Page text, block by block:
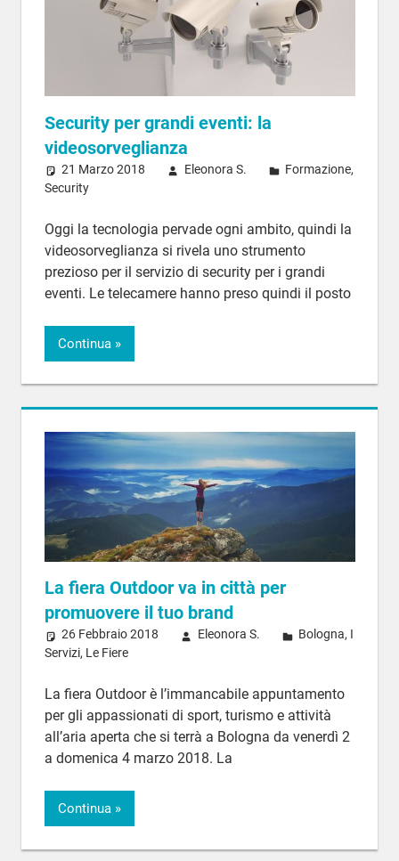
Security per grandi eventi: la
videosorveglianza
21 Marzo 2018 Eleonora S. Formazione,
Security
Oggi la tecnologia pervade ogni ambito, quindi la
videosorveglianza si rivela uno strumento
prezioso per il servizio di security per i grandi
eventi. Le telecamere hanno preso quindi il posto
Continua
La fiera Outdoor va in città per
promuovere il tuo brand
26 Febbraio 2018 Eleonora S. Bologna, I
Servizi, Le Fiere
La fiera Outdoor è l’immancabile appuntamento
per gli appassionati di sport, turismo e attività
all’aria aperta che si terrà a Bologna da venerdì 2
a domenica 4 marzo 2018. La
Continua